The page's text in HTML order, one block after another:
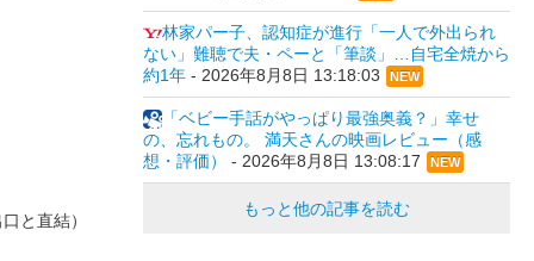
と直結）
林家パー子、認知症が進行「一人で外出られ
ない」難聴で夫・ペーと「筆談」…自宅全焼から
約1年- 2026年8月8日 13:18:03 NEW
「ベビー手話がやっぱり最強奥義？」幸せ
の、忘れもの。 満天さんの映画レビュー（感
想・評価）
- 2026年8月8日 13:08:17 NEW
もっと他の記事を読む